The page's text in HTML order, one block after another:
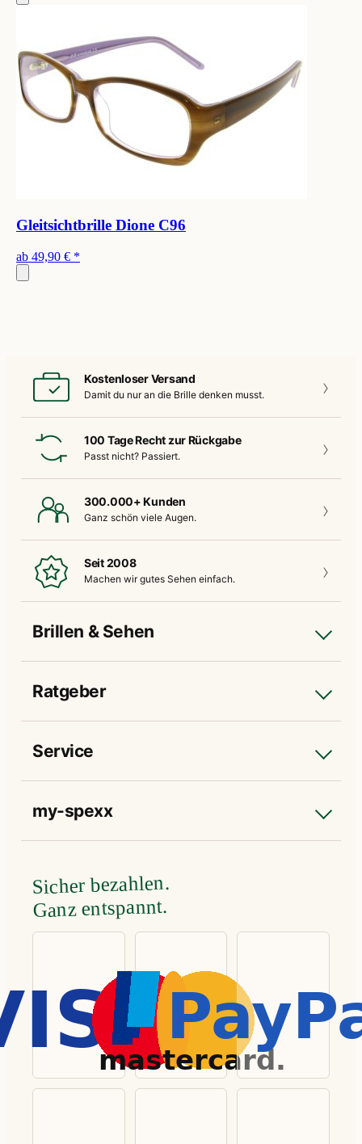
Gleitsichtbrille Dione C96
ab 49,90 € *
Kostenloser Versand
Damit du nur an die Brille denken musst.
100 Tage Recht zur Rückgabe
Passt nicht? Passiert.
300.000+ Kunden
Ganz schön viele Augen.
Seit 2008
Machen wir gutes Sehen einfach.
Brillen & Sehen
Ratgeber
Service
my-spexx
Sicher bezahlen.
Ganz entspannt.